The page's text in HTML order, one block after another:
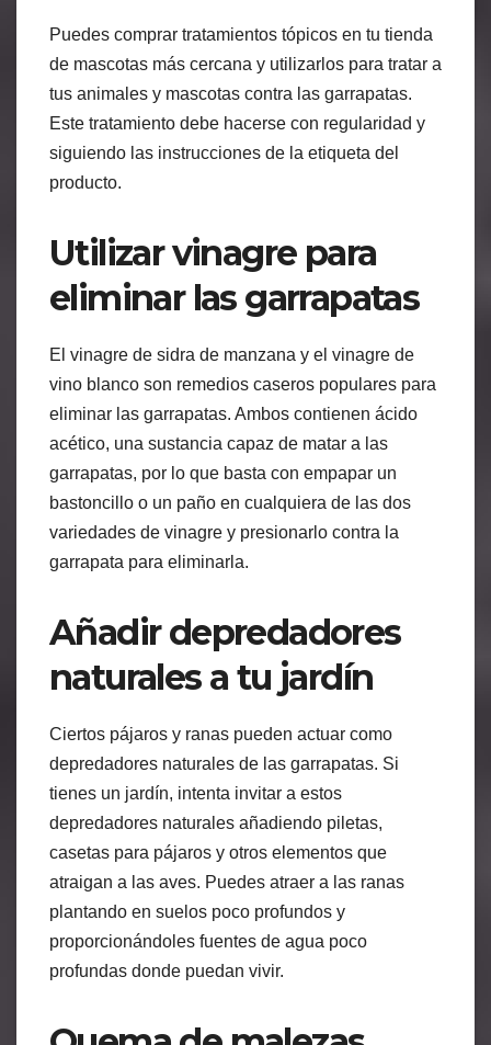
Puedes comprar tratamientos tópicos en tu tienda
de mascotas más cercana y utilizarlos para tratar a
tus animales y mascotas contra las garrapatas.
Este tratamiento debe hacerse con regularidad y
siguiendo las instrucciones de la etiqueta del
producto.
Utilizar vinagre para
eliminar las garrapatas
El vinagre de sidra de manzana y el vinagre de
vino blanco son remedios caseros populares para
eliminar las garrapatas. Ambos contienen ácido
acético, una sustancia capaz de matar a las
garrapatas, por lo que basta con empapar un
bastoncillo o un paño en cualquiera de las dos
variedades de vinagre y presionarlo contra la
garrapata para eliminarla.
Añadir depredadores
naturales a tu jardín
Ciertos pájaros y ranas pueden actuar como
depredadores naturales de las garrapatas. Si
tienes un jardín, intenta invitar a estos
depredadores naturales añadiendo piletas,
casetas para pájaros y otros elementos que
atraigan a las aves. Puedes atraer a las ranas
plantando en suelos poco profundos y
proporcionándoles fuentes de agua poco
profundas donde puedan vivir.